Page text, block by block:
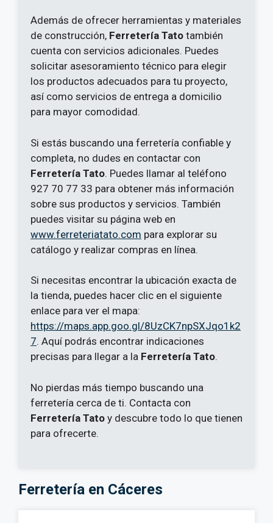
Además de ofrecer herramientas y materiales
de construcción, Ferretería Tato también
cuenta con servicios adicionales. Puedes
solicitar asesoramiento técnico para elegir
los productos adecuados para tu proyecto,
así como servicios de entrega a domicilio
para mayor comodidad.
Si estás buscando una ferretería confiable y
completa, no dudes en contactar con
Ferretería Tato. Puedes llamar al teléfono
927 70 77 33 para obtener más información
sobre sus productos y servicios. También
puedes visitar su página web en
www.ferreteriatato.com para explorar su
catálogo y realizar compras en línea.
Si necesitas encontrar la ubicación exacta de
la tienda, puedes hacer clic en el siguiente
enlace para ver el mapa:
https://maps.app.goo.gl/8UzCK7npSXJqo1k2
7. Aquí podrás encontrar indicaciones
precisas para llegar a la Ferretería Tato.
No pierdas más tiempo buscando una
ferretería cerca de ti. Contacta con
Ferretería Tato y descubre todo lo que tienen
para ofrecerte.
Ferretería en Cáceres